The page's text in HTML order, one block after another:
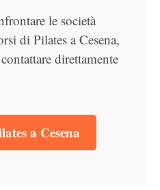
le società
di Pilates a Cesena,
direttamente
a Cesena